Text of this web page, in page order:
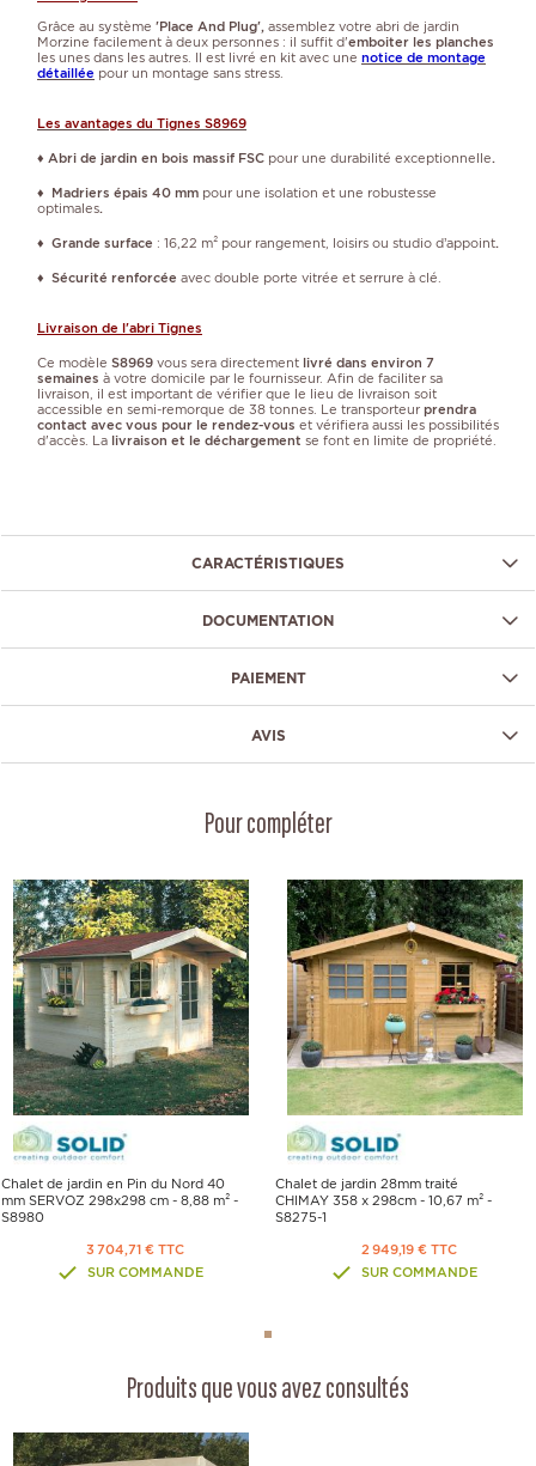
Grâce au système 'Place And Plug', assemblez votre abri de jardin
Morzine facilement à deux personnes : il suffit d'emboiter les planches
les unes dans les autres. Il est livré en kit avec une notice de montage
détaillée pour un montage sans stress.
Les avantages du Tignes S8969
♦ Abri de jardin en bois massif FSC pour une durabilité exceptionnelle.
♦ Madriers épais 40 mm pour une isolation et une robustesse
optimales.
♦ Grande surface : 16,22 m² pour rangement, loisirs ou studio d’appoint.
♦ Sécurité renforcée avec double porte vitrée et serrure à clé.
Livraison de l'abri Tignes
Ce modèle S8969 vous sera directement livré dans environ 7
semaines à votre domicile par le fournisseur. Afin de faciliter sa
livraison, il est important de vérifier que le lieu de livraison soit
accessible en semi-remorque de 38 tonnes. Le transporteur prendra
contact avec vous pour le rendez-vous et vérifiera aussi les possibilités
d'accès. La livraison et le déchargement se font en limite de propriété.
CARACTÉRISTIQUES
DOCUMENTATION
PAIEMENT
AVIS
Pour compléter
Chalet de jardin en Pin du Nord 40
mm SERVOZ 298x298 cm - 8,88 m² -
S8980
3 704,71 € TTC
SUR COMMANDE
Chalet de jardin 28mm traité
CHIMAY 358 x 298cm - 10,67 m² -
S8275-1
2 949,19 € TTC
SUR COMMANDE
Produits que vous avez consultés